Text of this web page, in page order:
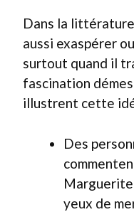
Dans la
aussi exaspérer
surtout quand il
fascination
illustrent cette
Des
yeux de